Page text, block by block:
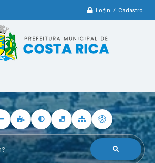
Login / Cadastro